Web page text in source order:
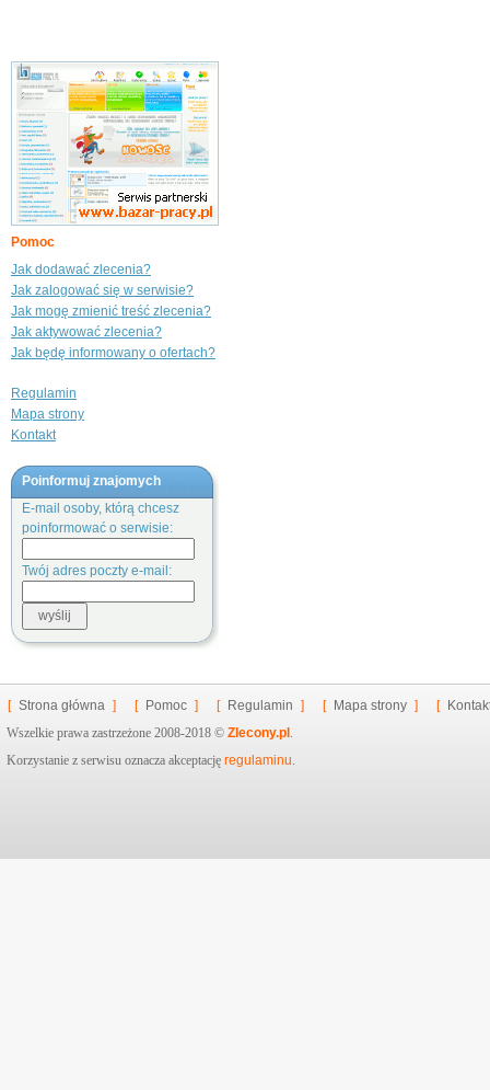
Pomoc
Jak dodawać zlecenia?
Jak zalogować się w serwisie?
Jak mogę zmienić treść zlecenia?
Jak aktywować zlecenia?
Jak będę informowany o ofertach?
Regulamin
Mapa strony
Kontakt
Poinformuj znajomych
E-mail osoby, którą chcesz
poinformować o serwisie:
Twój adres poczty e-mail:
[ Strona główna ] [ Pomoc ] [ Regulamin ] [ Mapa strony ] [
Wszelkie prawa zastrzeżone 2008-2018 © Zlecony.pl .
Korzystanie z serwisu oznacza akceptację regulaminu.